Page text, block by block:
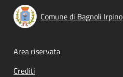
Comune di Bagnoli Irpino
Footer menu
Area riservata
Crediti